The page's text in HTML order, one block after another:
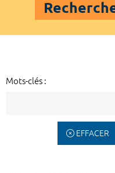
Mots-clés :
EFFACER